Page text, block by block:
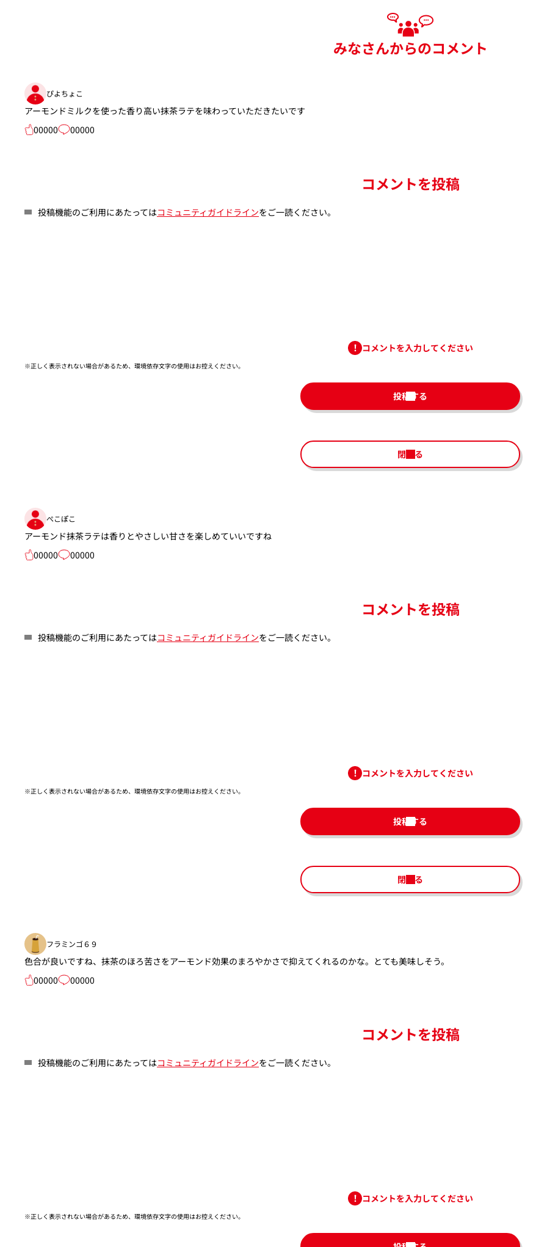
みなさんからのコメント
ぴよちょこ
アーモンドミルクを使った香り高い抹茶ラテを味わっていただきたいです
00000
00000
コメントを投稿
投稿機能のご利用にあたってはコミュニティガイドラインをご一読ください。
コメントを入力してください
※正しく表示されない場合があるため、環境依存文字の使用はお控えください。​
投稿する
閉じる
ぺこぽこ
アーモンド抹茶ラテは香りとやさしい甘さを楽しめていいですね
00000
00000
コメントを投稿
投稿機能のご利用にあたってはコミュニティガイドラインをご一読ください。
コメントを入力してください
※正しく表示されない場合があるため、環境依存文字の使用はお控えください。​
投稿する
閉じる
フラミンゴ６９
色合が良いですね、抹茶のほろ苦さをアーモンド効果のまろやかさで抑えてくれるのかな。とても美味しそう。
00000
00000
コメントを投稿
投稿機能のご利用にあたってはコミュニティガイドラインをご一読ください。
コメントを入力してください
※正しく表示されない場合があるため、環境依存文字の使用はお控えください。​